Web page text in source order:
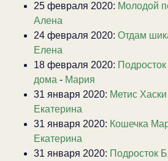
25 февраля 2020: Молодой
Алена
24 февраля 2020: Отдам
Елена
18 февраля 2020:
дома - Мария
31 января 2020: Метис
Екатерина
31 января 2020: Кошечка
Екатерина
31 января 2020: Подросток